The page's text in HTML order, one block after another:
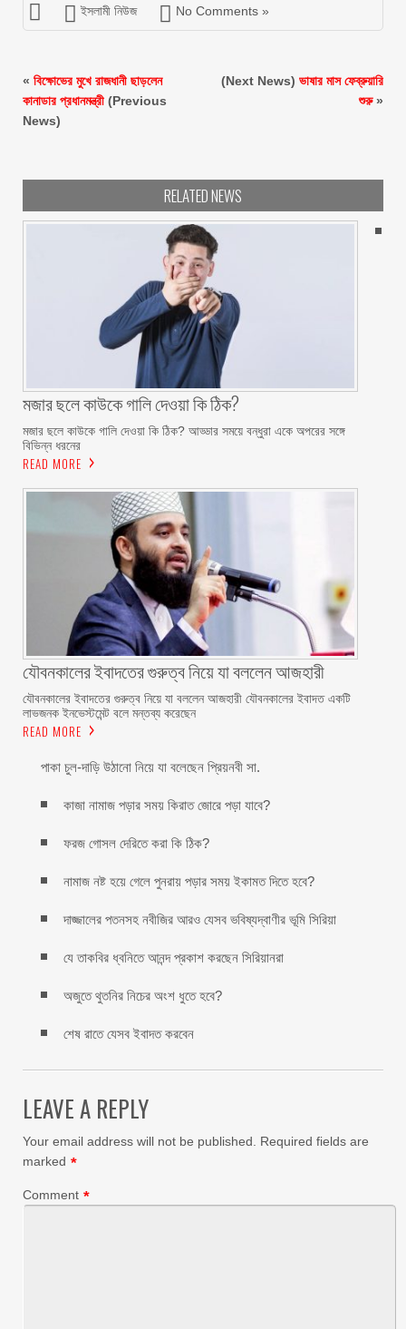
ইসলামী নিউজ No Comments »
« বিক্ষোভের মুখে রাজধানী ছাড়লেন
কানাডার প্রধানমন্ত্রী (Previous
News)
(Next News) ভাষার মাস ফেব্রুয়ারি
শুরু»
RELATED NEWS
মজার ছলে কাউকে গালি দেওয়া কি ঠিক?
মজার ছলে কাউকে গালি দেওয়া কি ঠিক? আড্ডার সময়ে বন্ধুরা একে অপরের সঙ্গে
বিভিন্ন ধরনের
READ MORE
যৌবনকালের ইবাদতের গুরুত্ব নিয়ে যা বললেন আজহারী
যৌবনকালের ইবাদতের গুরুত্ব নিয়ে যা বললেন আজহারী যৌবনকালের ইবাদত একটি
লাভজনক ইনভেস্টমেন্ট বলে মন্তব্য করেছেন
READ MORE
পাকা চুল-দাড়ি উঠানো নিয়ে যা বলেছেন প্রিয়নবী সা.
কাজা নামাজ পড়ার সময় কিরাত জোরে পড়া যাবে?
ফরজ গোসল দেরিতে করা কি ঠিক?
নামাজ নষ্ট হয়ে গেলে পুনরায় পড়ার সময় ইকামত দিতে হবে?
দাজ্জালের পতনসহ নবীজির আরও যেসব ভবিষ্যদ্বাণীর ভূমি সিরিয়া
যে তাকবির ধ্বনিতে আনন্দ প্রকাশ করছেন সিরিয়ানরা
অজুতে থুতনির নিচের অংশ ধুতে হবে?
শেষ রাতে যেসব ইবাদত করবেন
LEAVE A REPLY
Your email address will not be published.
Required fields are
marked *
Comment *